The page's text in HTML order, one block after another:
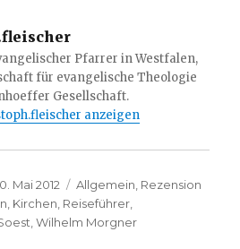
Pfarrer in Westfalen,
für evangelische Theologie
Gesellschaft.
anzeigen
Mai 2012 Kategorien
Allgemein Rezension
Kirchen Reiseführer
,Wilhelm Morgner